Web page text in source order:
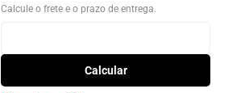
Calcule o frete e o prazo de entrega.
Calcular